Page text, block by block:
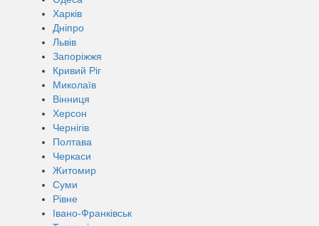
Харків
Дніпро
Львів
Запоріжжя
Кривий Ріг
Миколаїв
Вінниця
Херсон
Чернігів
Полтава
Черкаси
Житомир
Суми
Рівне
Івано-Франківськ